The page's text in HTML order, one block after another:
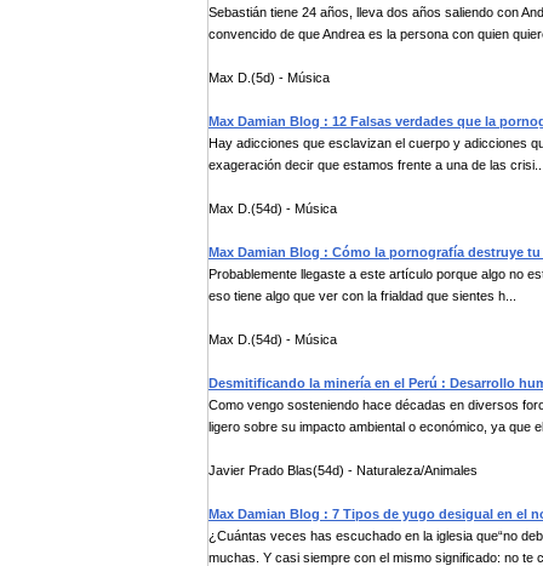
Sebastián tiene 24 años, lleva dos años saliendo con
convencido de que Andrea es la persona con quien
Max D.(5d) - Música
Max Damian Blog : 12 Falsas verdades que la
Hay adicciones que esclavizan el cuerpo y adicciones
exageración decir que estamos frente a una de las
Max D.(54d) - Música
Max Damian Blog : Cómo la pornografía destruye
Probablemente llegaste a este artículo porque algo no
eso tiene algo que ver con la frialdad que sientes h...
Max D.(54d) - Música
Desmitificando la minería en el Perú : Desarrollo
Como vengo sosteniendo hace décadas en diversos
ligero sobre su impacto ambiental o económico, ya que
Javier Prado Blas(54d) - Naturaleza/Animales
Max Damian Blog : 7 Tipos de yugo desigual en el
¿Cuántas veces has escuchado en la iglesia que“no
muchas. Y casi siempre con el mismo significado: no te